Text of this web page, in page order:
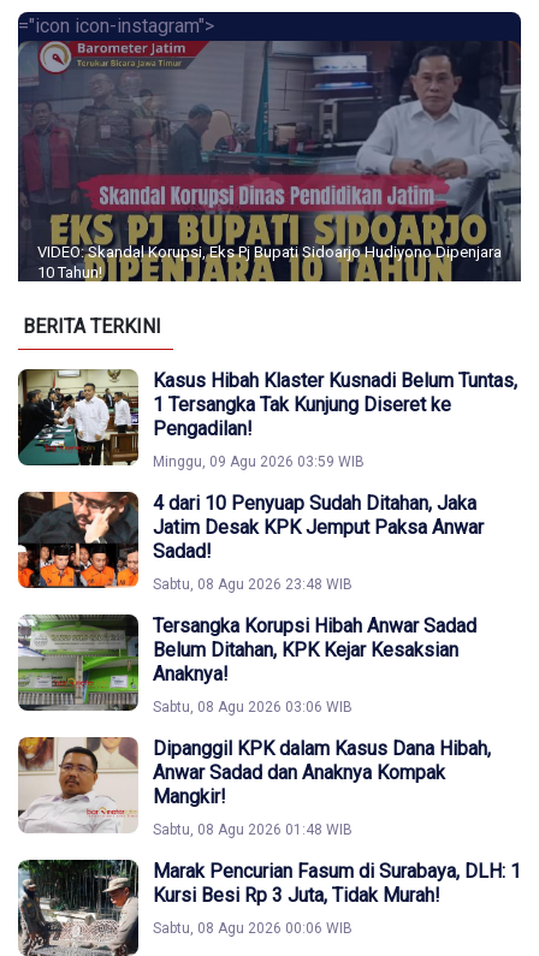
="icon icon-instagram">
VIDEO: Skandal Korupsi, Eks Pj Bupati Sidoarjo Hudiyono Dipenjara
10 Tahun!
BERITA TERKINI
Kasus Hibah Klaster Kusnadi Belum Tuntas,
1 Tersangka Tak Kunjung Diseret ke
Pengadilan!
Minggu, 09 Agu 2026 03:59 WIB
4 dari 10 Penyuap Sudah Ditahan, Jaka
Jatim Desak KPK Jemput Paksa Anwar
Sadad!
Sabtu, 08 Agu 2026 23:48 WIB
Tersangka Korupsi Hibah Anwar Sadad
Belum Ditahan, KPK Kejar Kesaksian
Anaknya!
Sabtu, 08 Agu 2026 03:06 WIB
Dipanggil KPK dalam Kasus Dana Hibah,
Anwar Sadad dan Anaknya Kompak
Mangkir!
Sabtu, 08 Agu 2026 01:48 WIB
Marak Pencurian Fasum di Surabaya, DLH: 1
Kursi Besi Rp 3 Juta, Tidak Murah!
Sabtu, 08 Agu 2026 00:06 WIB